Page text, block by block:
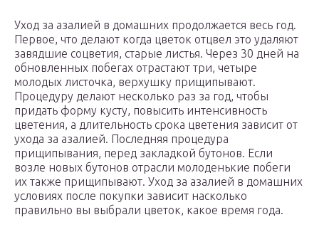
Уход за азалией в домашних продолжается весь год.
Первое, что делают когда цветок отцвел это удаляют
завядшие соцветия, старые листья. Через 30 дней на
обновленных побегах отрастают три, четыре
молодых листочка, верхушку прищипывают.
Процедуру делают несколько раз за год, чтобы
придать форму кусту, повысить интенсивность
цветения, а длительность срока цветения зависит от
ухода за азалией. Последняя процедура
прищипывания, перед закладкой бутонов. Если
возле новых бутонов отрасли молоденькие побеги
их также прищипывают. Уход за азалией в домашних
условиях после покупки зависит насколько
правильно вы выбрали цветок, какое время года.